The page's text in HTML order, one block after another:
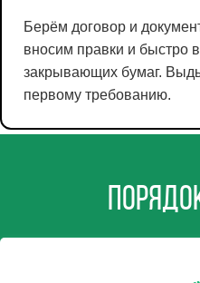
Берём договор и
вносим правки и быстро
закрывающих бумаг.
первому требованию.